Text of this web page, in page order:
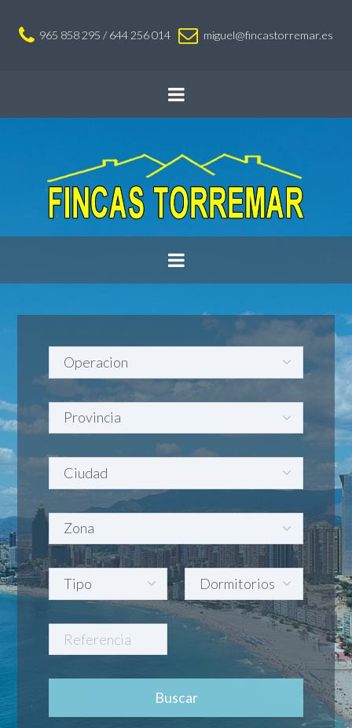
965 858 295 / 644 256 014miguel@fincastorremar.es